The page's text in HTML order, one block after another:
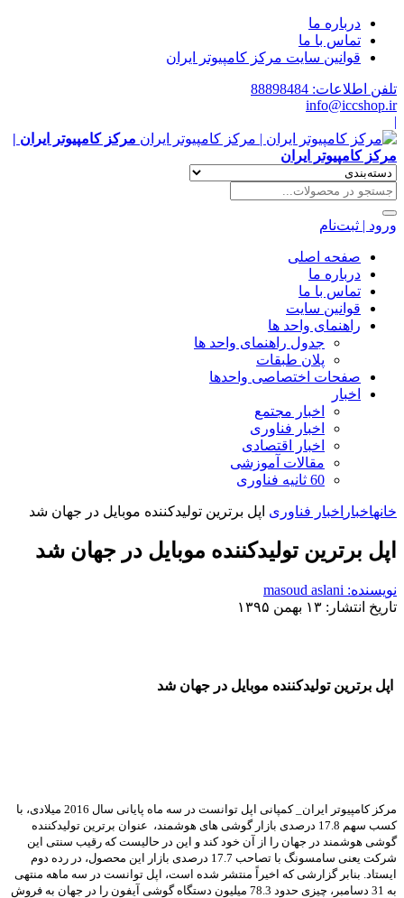
درباره ما
تماس با ما
قوانین سایت مرکز کامپیوتر ایران
تلفن اطلاعات: 88898484
info@iccshop.ir
|
مرکز کامپیوتر ایران |
مرکز کامپیوتر ایران
ورود | ثبت‌نام
صفحه اصلی
درباره ما
تماس با ما
قوانین سایت
راهنمای واحد ها
جدول راهنمای واحد ها
پلان طبقات
صفحات اختصاصی واحدها
اخبار
اخبار مجتمع
اخبار فناوری
اخبار اقتصادی
مقالات آموزشی
60 ثانیه فناوری
خانهاخبار اخبار فناوری اپل برترین تولیدکننده موبایل در جهان شد
اپل برترین تولیدکننده موبایل در جهان شد
نویسنده: masoud aslani
تاریخ انتشار: ۱۳ بهمن ۱۳۹۵
اپل برترین تولیدکننده موبایل در جهان شد
مرکز کامپیوتر ایران_ کمپانی اپل توانست در سه ماه پایانی سال 2016 میلادی، با
کسب سهم 17.8 درصدی بازار گوشی های هوشمند، عنوان برترین تولیدکننده
گوشی هوشمند در جهان را از آن خود کند و این در حالیست که رقیب سنتی این
شرکت یعنی سامسونگ با تصاحب 17.7 درصدی بازار این محصول، در رده دوم
ایستاد. بنابر گزارشی که اخیراً منتشر شده است، اپل توانست در سه ماهه منتهی
به 31 دسامبر، چیزی حدود 78.3 میلیون دستگاه گوشی آیفون را در جهان به فروش